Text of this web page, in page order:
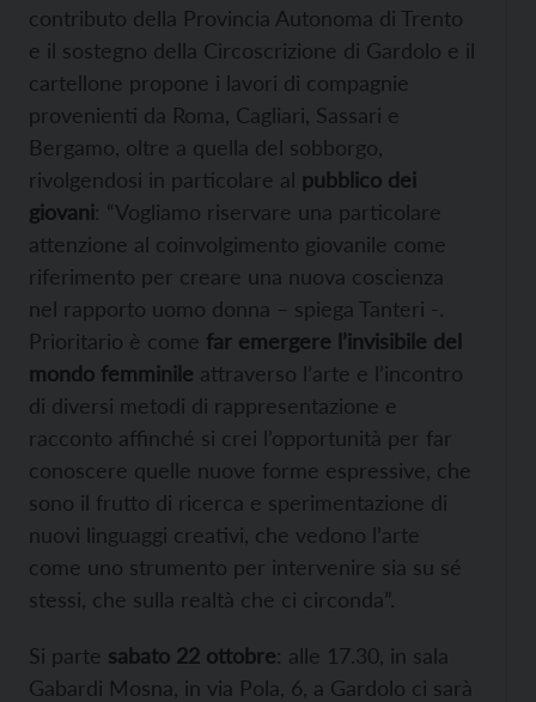
contributo della Provincia Autonoma di Trento
e il sostegno della Circoscrizione di Gardolo e il
cartellone propone i lavori di compagnie
provenienti da Roma, Cagliari, Sassari e
Bergamo, oltre a quella del sobborgo,
rivolgendosi in particolare al pubblico dei
giovani: “Vogliamo riservare una particolare
attenzione al coinvolgimento giovanile come
riferimento per creare una nuova coscienza
nel rapporto uomo donna – spiega Tanteri -.
Prioritario è come far emergere l’invisibile del
mondo femminile attraverso l’arte e l’incontro
di diversi metodi di rappresentazione e
racconto affinché si crei l’opportunità per far
conoscere quelle nuove forme espressive, che
sono il frutto di ricerca e sperimentazione di
nuovi linguaggi creativi, che vedono l’arte
come uno strumento per intervenire sia su sé
stessi, che sulla realtà che ci circonda”.
Si parte sabato 22 ottobre: alle 17.30, in sala
Gabardi Mosna, in via Pola, 6, a Gardolo ci sarà